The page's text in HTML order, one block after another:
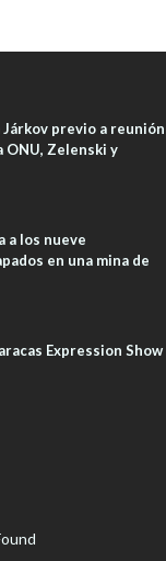
Járkov previo a reunión
Zelenski y
a los nueve
en una mina de
Expression Show